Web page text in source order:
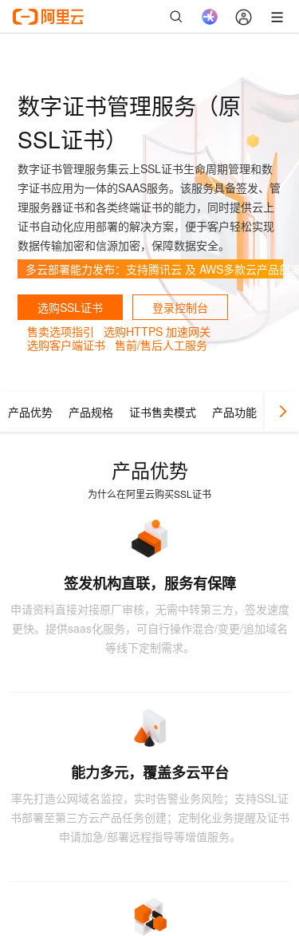
数字证书管理服务（原
SSL证书）
数字证书管理服务集云上SSL证书生命周期管理和数
字证书应用为一体的SAAS服务。该服务具备签发、管
理服务器证书和各类终端证书的能力，同时提供云上
证书自动化应用部署的解决方案，便于客户轻松实现
数据传输加密和信源加密，保障数据安全。
多云部署能力发布：支持腾讯云 及 AWS多款云产品部
选购SSL证书
登录控制台
售卖选项指引
选购HTTPS 加速网关
选购客户端证书 售前/售后人工服务
产品优势 产品规格 证书售卖模式 产品功能 应用
产品优势
为什么在阿里云购买SSL证书
签发机构直联，服务有保障
申请资料直接对接原厂审核，无需中转第三方，签发速度
更快。提供saas化服务，可自行操作混合/变更/追加域名
等线下定制需求。
能力多元，覆盖多云平台
率先打造公网域名监控，实时告警业务风险；支持SSL证
书部署至第三方云产品任务创建；定制化业务提醒及证书
申请加急/部署远程指导等增值服务。